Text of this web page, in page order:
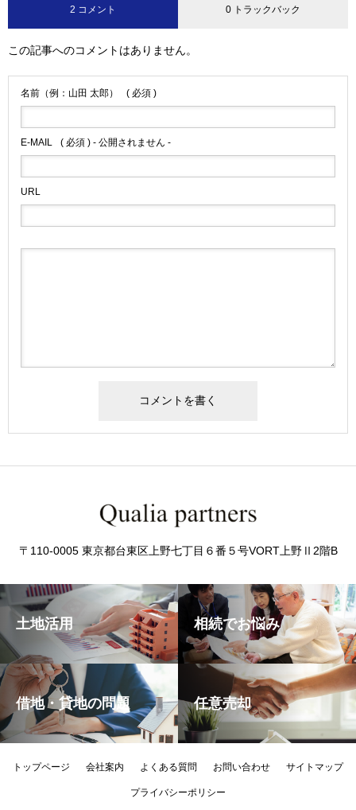
2 コメント 0 トラックバック
この記事へのコメントはありません。
名前（例：山田 太郎） ( 必須 )
E-MAIL ( 必須 ) - 公開されません -
URL
〒110-0005 東京都台東区上野七丁目６番５号VORT上野Ⅱ2階B
土地活用 相続でお悩み
借地・貸地の問題 任意売却
トップページ 会社案内 よくある質問 お問い合わせ サイトマップ
プライバシーポリシー